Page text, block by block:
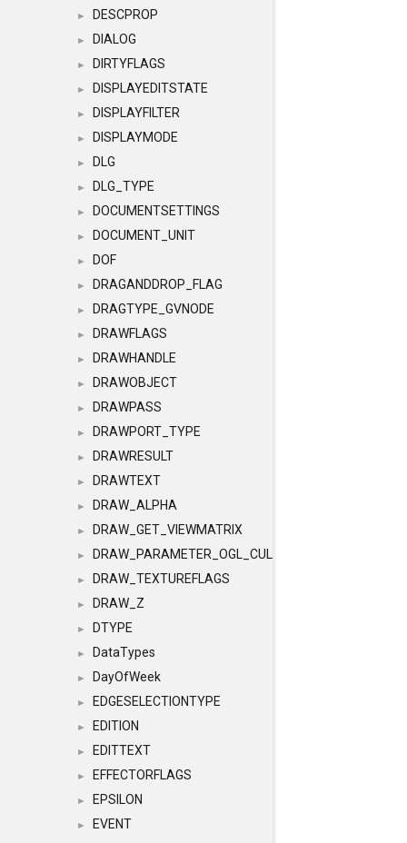
► DESCPROP
► DIALOG
► DIRTYFLAGS
► DISPLAYEDITSTATE
► DISPLAYFILTER
► DISPLAYMODE
► DLG
► DLG_TYPE
► DOCUMENTSETTINGS
► DOCUMENT_UNIT
► DOF
► DRAGANDDROP_FLAG
► DRAGTYPE_GVNODE
► DRAWFLAGS
► DRAWHANDLE
► DRAWOBJECT
► DRAWPASS
► DRAWPORT_TYPE
► DRAWRESULT
► DRAWTEXT
► DRAW_ALPHA
► DRAW_GET_VIEWMATRIX
► DRAW_PARAMETER_OGL_CULLING
► DRAW_TEXTUREFLAGS
► DRAW_Z
► DTYPE
► DataTypes
► DayOfWeek
► EDGESELECTIONTYPE
► EDITION
► EDITTEXT
► EFFECTORFLAGS
► EPSILON
►
EVENT